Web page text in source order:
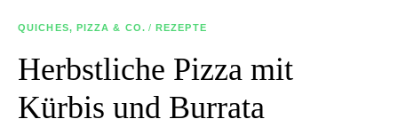
QUICHES, PIZZA & CO. / REZEPTE
Herbstliche Pizza mit
Kürbis und Burrata